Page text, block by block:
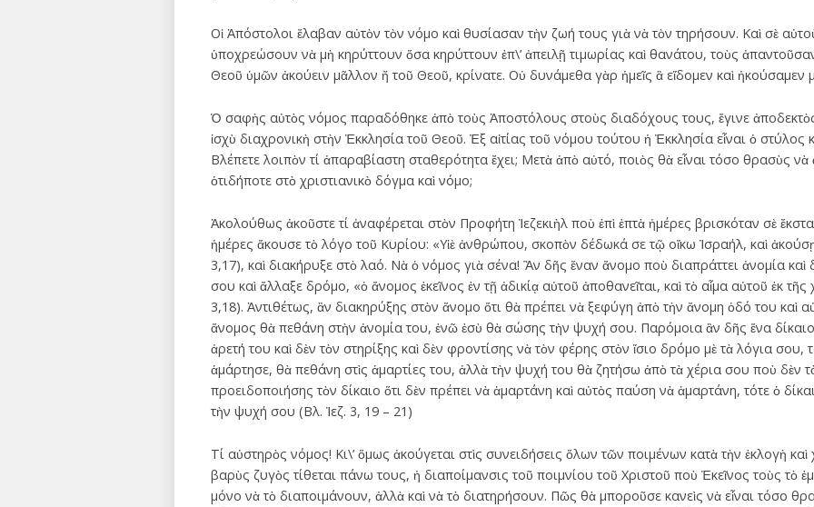
Οἱ Ἀπόστολοι ἔλαβαν αὐτὸν τὸν νόμο καὶ θυσίασαν τὴν ζωή τους γιὰ νὰ τὸν τηρήσουν. Καὶ σὲ
ὑποχρεώσουν νὰ μὴ κηρύττουν ὅσα κηρύττουν ἐπ\’ ἀπειλῇ τιμωρίας καὶ θανάτου, τοὺς
Θεοῦ ὑμῶν ἀκούειν μᾶλλον ἤ τοῦ Θεοῦ, κρίνατε. Οὐ δυνάμεθα γὰρ ἡμεῖς ἃ εἴδομεν καὶ ἠκούσαμεν
Ὁ σαφὴς αὐτὸς νόμος παραδόθηκε ἀπὸ τοὺς Ἀποστόλους στοὺς διαδόχους τους, ἔγινε
ἰσχὺ διαχρονικὴ στὴν Ἐκκλησία τοῦ Θεοῦ. Ἐξ αἰτίας τοῦ νόμου τούτου ἡ Ἐκκλησία εἶναι ὁ στύλος
Βλέπετε λοιπὸν τί ἀπαραβίαστη σταθερότητα ἔχει; Μετὰ ἀπὸ αὐτό, ποιὸς θὰ εἶναι τόσο θρασὺς νὰ
ὁτιδήποτε στὸ χριστιανικὸ δόγμα καὶ νόμο;
Ἀκολούθως ἀκοῦστε τί ἀναφέρεται στὸν Προφήτη Ἰεζεκιὴλ ποὺ ἐπὶ ἑπτὰ ἡμέρες βρισκόταν σὲ
ἡμέρες ἄκουσε τὸ λόγο τοῦ Κυρίου: «Υἱὲ ἀνθρώπου, σκοπὸν δέδωκά σε τῷ οἴκω Ἰσραήλ, καὶ
3,17), καὶ διακήρυξε στὸ λαό. Νὰ ὁ νόμος γιὰ σένα! Ἂν δῆς ἕναν ἄνομο ποὺ διαπράττει ἀνομία
σου καὶ ἄλλαξε δρόμο, «ὁ ἄνομος ἐκεῖνος ἐν τῇ ἀδικίᾳ αὐτοῦ ἀποθανεῖται, καὶ τὸ αἷμα αὐτοῦ ἐκ
3,18). Ἀντιθέτως, ἂν διακηρύξης στὸν ἄνομο ὅτι θὰ πρέπει νὰ ξεφύγη ἀπὸ τὴν ἄνομη ὁδό του καὶ
ἄνομος θὰ πεθάνη στὴν ἀνομία του, ἐνῶ ἐσὺ θὰ σώσης τὴν ψυχή σου. Παρόμοια ἂν δῆς ἕνα δίκαιο
ἀρετή του καὶ δὲν τὸν στηρίξης καὶ δὲν φροντίσης νὰ τὸν φέρης στὸν ἴσιο δρόμο μὲ τὰ λόγια σου,
ἁμάρτησε, θὰ πεθάνη στὶς ἁμαρτίες του, ἀλλὰ τὴν ψυχή του θὰ ζητήσω ἀπὸ τὰ χέρια σου ποὺ δὲν
προειδοποιήσης τὸν δίκαιο ὅτι δὲν πρέπει νὰ ἁμαρτάνη καὶ αὐτὸς παύση νὰ ἁμαρτάνη, τότε ὁ
τὴν ψυχή σου (Βλ. Ἰεζ. 3, 19 – 21)
Τί αὐστηρὸς νόμος! Κι\’ ὅμως ἀκούγεται στὶς συνειδήσεις ὅλων τῶν ποιμένων κατὰ τὴν ἐκλογὴ
βαρὺς ζυγὸς τίθεται πάνω τους, ἡ διαποίμανσις τοῦ ποιμνίου τοῦ Χριστοῦ ποὺ Ἐκεῖνος τοὺς τὸ
μόνο νὰ τὸ διαποιμάνουν, ἀλλὰ καὶ νὰ τὸ διατηρήσουν. Πῶς θὰ μποροῦσε κανεὶς νὰ εἶναι τόσο